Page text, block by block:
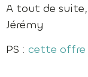
A tout de suite,
Jérémy
PS : cette offre